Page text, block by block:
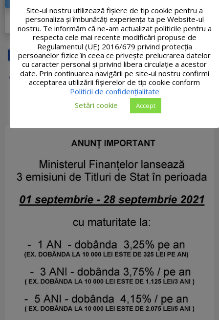
DETALII PROIECT
Site-ul nostru utilizează fişiere de tip cookie pentru a
personaliza și îmbunătăți experiența ta pe Website-ul
nostru. Te informăm că ne-am actualizat politicile pentru a
respecta cele mai recente modificări propuse de
Regulamentul (UE) 2016/679 privind protecția
persoanelor fizice în ceea ce privește prelucrarea datelor
cu caracter personal și privind libera circulație a acestor
date. Prin continuarea navigării pe site-ul nostru confirmi
acceptarea utilizării fişierelor de tip cookie conform
Politicii de confidențialitate
Setări cookie
Accept